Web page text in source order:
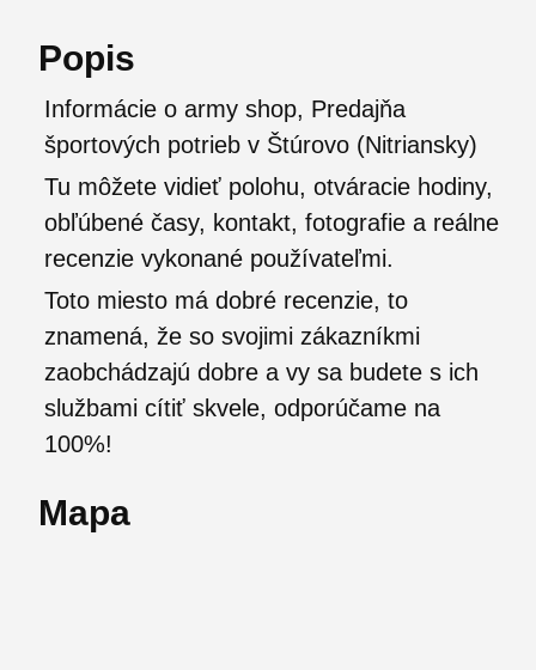
Popis
Informácie o army shop, Predajňa
športových potrieb v Štúrovo (Nitriansky)
Tu môžete vidieť polohu, otváracie hodiny,
obľúbené časy, kontakt, fotografie a reálne
recenzie vykonané používateľmi.
Toto miesto má dobré recenzie, to
znamená, že so svojimi zákazníkmi
zaobchádzajú dobre a vy sa budete s ich
službami cítiť skvele, odporúčame na
100%!
Mapa